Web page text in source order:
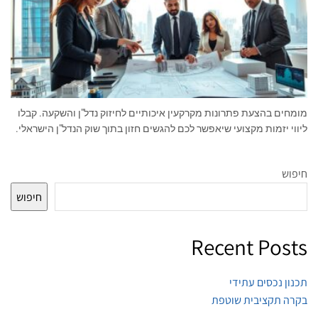
מומחים בהצעת פתרונות מקרקעין איכותיים לחיזוק נדל"ן והשקעה. קבלו
ליווי יזמות מקצועי שיאפשר לכם להגשים חזון בתוך שוק הנדל"ן הישראלי.
חיפוש
חיפוש
Recent Posts
תכנון נכסים עתידי
בקרה תקציבית שוטפת